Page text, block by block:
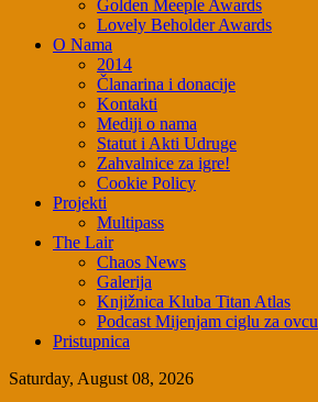
Golden Meeple Awards
Lovely Beholder Awards
O Nama
2014
Članarina i donacije
Kontakti
Mediji o nama
Statut i Akti Udruge
Zahvalnice za igre!
Cookie Policy
Projekti
Multipass
The Lair
Chaos News
Galerija
Knjižnica Kluba Titan Atlas
Podcast Mijenjam ciglu za ovcu
Pristupnica
Saturday, August 08, 2026